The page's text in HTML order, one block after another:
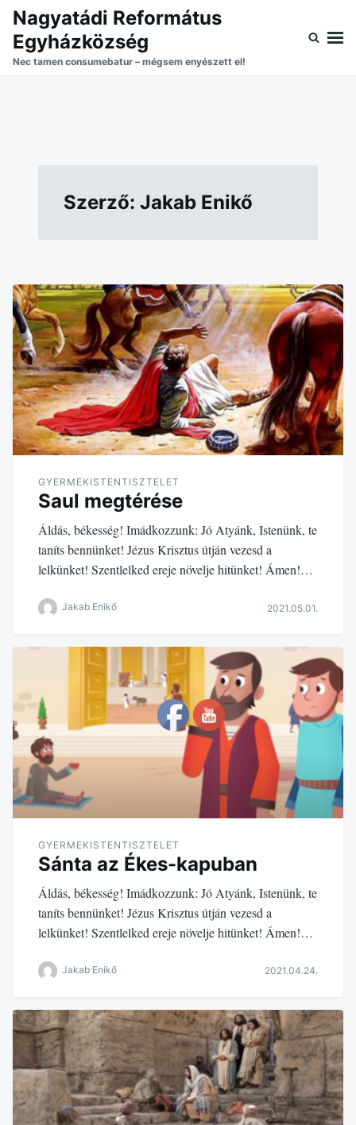
Skip
content
Search
for:
Nagyatádi Református
Egyházközség
Nec tamen consumebatur – mégsem enyészett el!
Szerző: Jakab Enikő
GYERMEKISTENTISZTELET
Saul megtérése
Áldás, békesség! Imádkozzunk: Jó Atyánk, Istenünk, te
taníts bennünket! Jézus Krisztus útján vezesd a
lelkünket! Szentlelked ereje növelje hitünket! Ámen!…
Jakab Enikő 2021.05.01.
GYERMEKISTENTISZTELET
Sánta az Ékes-kapuban
Áldás, békesség! Imádkozzunk: Jó Atyánk, Istenünk, te
taníts bennünket! Jézus Krisztus útján vezesd a
lelkünket! Szentlelked ereje növelje hitünket! Ámen!…
Jakab Enikő 2021.04.24.